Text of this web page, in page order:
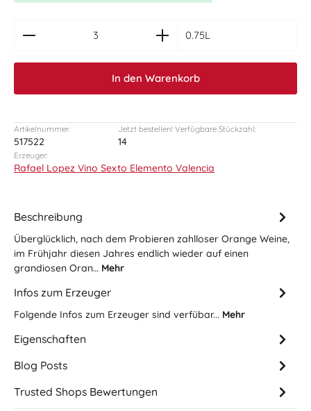
0.75L
In den Warenkorb
Artikelnummer:
517522
Jetzt bestellen! Verfügbare Stückzahl:
14
Erzeuger:
Rafael Lopez Vino Sexto Elemento Valencia
Beschreibung
Überglücklich, nach dem Probieren zahlloser Orange Weine,
im Frühjahr diesen Jahres endlich wieder auf einen
grandiosen Oran… Mehr
Infos zum Erzeuger
Folgende Infos zum Erzeuger sind verfübar... Mehr
Eigenschaften
Blog Posts
Trusted Shops Bewertungen